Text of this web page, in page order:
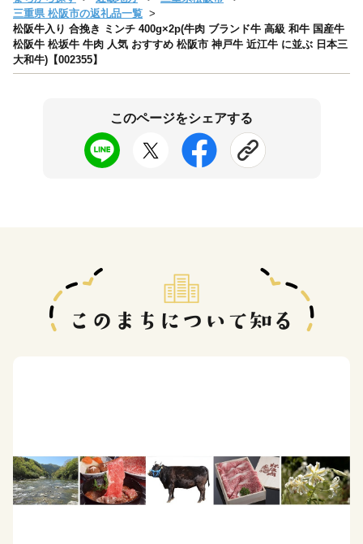
三重県 松阪市の返礼品一覧
松阪牛入り 合挽き ミンチ 400g×2p(牛肉 ブランド牛 高級 和牛 国産牛
松阪牛 松坂牛 牛肉 人気 おすすめ 松阪市 神戸牛 近江牛 に並ぶ 日本三
大和牛)【002355】
このページをシェアする